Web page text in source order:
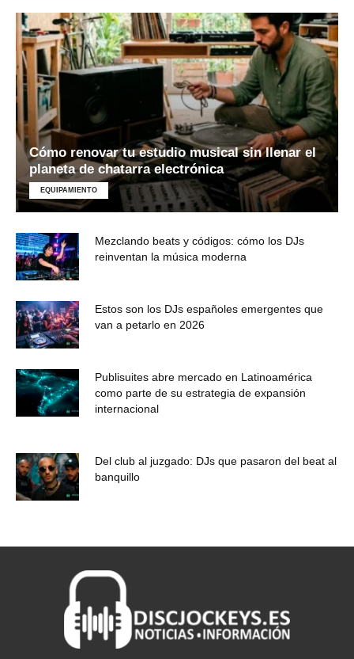
Cómo renovar tu estudio musical sin llenar el
planeta de chatarra electrónica
EQUIPAMIENTO
Mezclando beats y códigos: cómo los DJs
reinventan la música moderna
Estos son los DJs españoles emergentes que
van a petarlo en 2026
Publisuites abre mercado en Latinoamérica
como parte de su estrategia de expansión
internacional
Del club al juzgado: DJs que pasaron del beat al
banquillo